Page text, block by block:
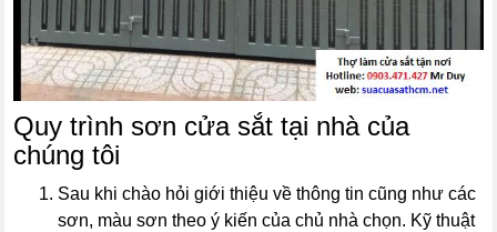
Quy trình sơn cửa sắt tại nhà của
chúng tôi
Sau khi chào hỏi giới thiệu về thông tin cũng như các
sơn, màu sơn theo ý kiến của chủ nhà chọn. Kỹ thuật